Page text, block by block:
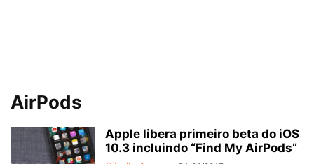
AirPods
Apple libera primeiro beta do iOS
10.3 incluindo “Find My AirPods”